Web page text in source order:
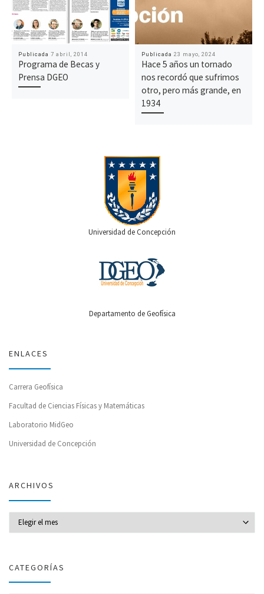
Publicada 7 abril, 2014
Programa de Becas y
Prensa DGEO
Publicada 23 mayo, 2024
Hace 5 años un tornado
nos recordó que sufrimos
otro, pero más grande, en
1934
Universidad de Concepción
Departamento de Geofísica
ENLACES
Carrera Geofísica
Facultad de Ciencias Físicas y Matemáticas
Laboratorio MidGeo
Universidad de Concepción
ARCHIVOS
CATEGORÍAS